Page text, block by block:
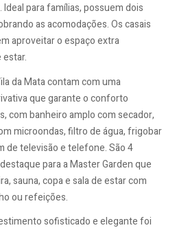
para famílias, possuem dois
as acomodações. Os casais
aproveitar o espaço extra
da Mata contam com uma
que garante o conforto
com banheiro amplo com secador,
microondas, filtro de água, frigobar
de televisão e telefone. São 4
para a Master Garden que
sauna, copa e sala de estar com
ou refeições.
sofisticado e elegante foi